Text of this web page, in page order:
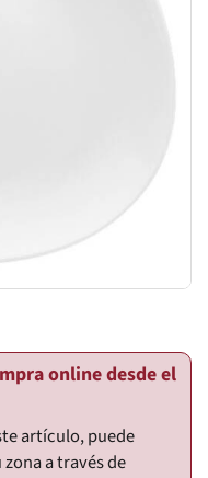
online desde el
artículo, puede
a través de